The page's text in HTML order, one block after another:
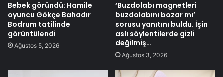
Bebek göründü: Hamile
oyuncu Gökçe Bahadır
Bodrum tatilinde
görüntülendi
Ağustos 5, 2026
‘Buzdolabı magnetleri
buzdolabını bozar mı’
sorusu yanıtını buldu. İşin
aslı söylentilerde gizli
değilmiş…
Ağustos 3, 2026